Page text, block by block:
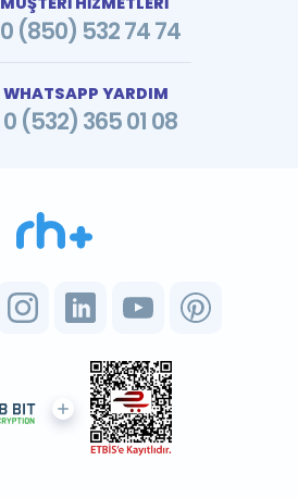
0 (850) 532 74 74
WHATSAPP YARDIM
0 (532) 365 01 08